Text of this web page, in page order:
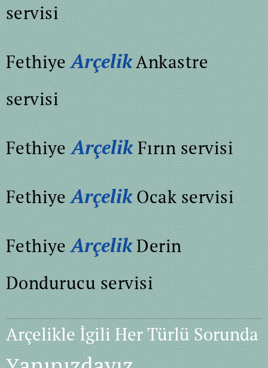
servisi
FethiyeArçelikAnkastre
servisi
Fethiye ArçelikFırın servisi
FethiyeArçelikOcak servisi
FethiyeArçelikDerin
Dondurucu servisi
Arçelikle İgili Her Türlü Sorunda